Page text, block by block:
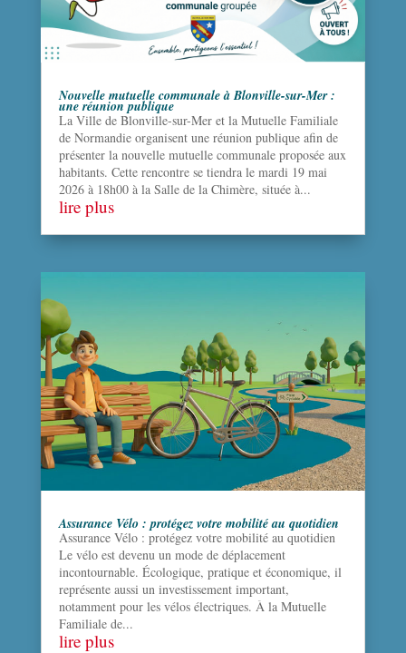
Nouvelle mutuelle communale à Blonville-sur-Mer :
une réunion publique
La Ville de Blonville-sur-Mer et la Mutuelle Familiale
de Normandie organisent une réunion publique afin de
présenter la nouvelle mutuelle communale proposée aux
habitants. Cette rencontre se tiendra le mardi 19 mai
2026 à 18h00 à la Salle de la Chimère, située à...
lire plus
Assurance Vélo : protégez votre mobilité au quotidien
Assurance Vélo : protégez votre mobilité au quotidien
Le vélo est devenu un mode de déplacement
incontournable. Écologique, pratique et économique, il
représente aussi un investissement important,
notamment pour les vélos électriques. À la Mutuelle
Familiale de...
lire plus